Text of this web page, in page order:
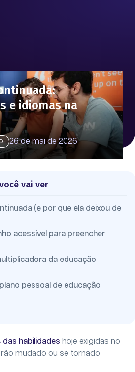
e idiomas na
26 de mai de 2026
vai ver
(e por que ela deixou de
acessível para preencher
da educação
pessoal de educação
das habilidades hoje exigidas no
mudado ou se tornado